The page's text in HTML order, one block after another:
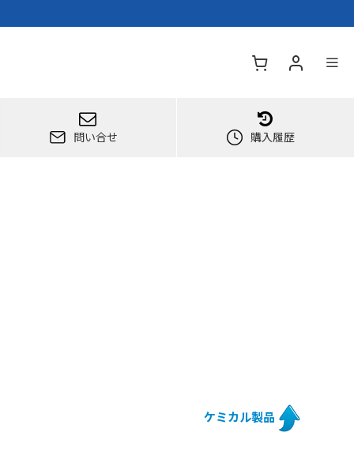
問い合せ 購入履歴
ケミカル製品